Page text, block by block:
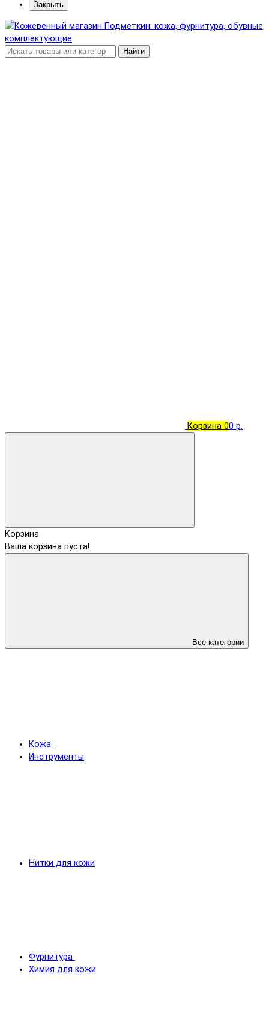
Закрыть
Найти
Корзина 00 р.
Корзина
Ваша корзина пуста!
Все категории
Кожа
Инструменты
Нитки для кожи
Фурнитура
Химия для кожи